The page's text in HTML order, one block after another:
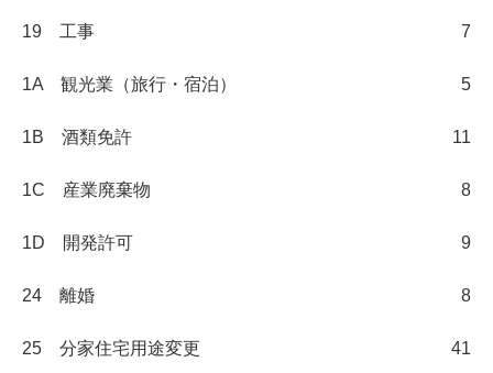
19 工事 7
1A 観光業（旅行・宿泊） 5
1B 酒類免許 11
1C 産業廃棄物 8
1D 開発許可 9
24 離婚 8
25 分家住宅用途変更 41